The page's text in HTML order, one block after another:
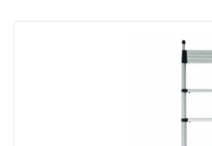
Уживані товари